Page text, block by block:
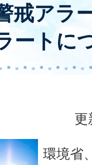
戒アラ
ートに
更
環境省